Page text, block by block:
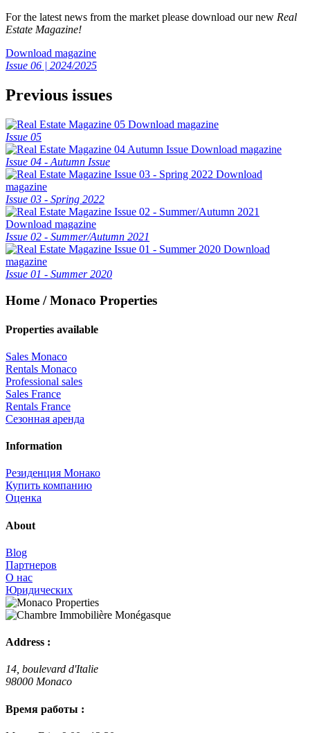
For the latest news from the market please download our new Real
Estate Magazine!
Download magazine
Issue 06 | 2024/2025
Previous issues
Download magazine
Issue 05
Download magazine
Issue 04 - Autumn Issue
Download
magazine
Issue 03 - Spring 2022
Download magazine
Issue 02 - Summer/Autumn 2021
Download
magazine
Issue 01 - Summer 2020
Home / Monaco Properties
Properties available
Sales Monaco
Rentals Monaco
Professional sales
Sales France
Rentals France
Сезонная аренда
Information
Резиденция Монако
Купить компанию
Оценка
About
Blog
Партнеров
О нас
Юридических
Address :
14, boulevard d'Italie
98000 Monaco
Время работы :